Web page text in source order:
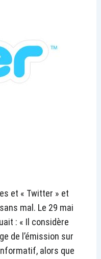
et « Twitter » et
mal. Le 29 mai
: « Il considère
de l’émission sur
alors que